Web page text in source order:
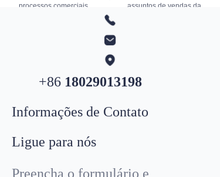
processos comerciais,
assuntos de vendas da
+852
Informações de Contato
Preencha o formulário e
Ligue para nós
+86 18029013198